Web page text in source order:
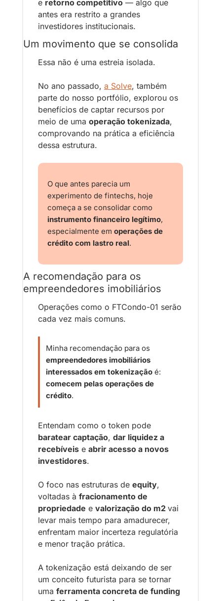
e retorno competitivo — algo que
antes era restrito a grandes
investidores institucionais.
Um movimento que se consolida
Essa não é uma estreia isolada.
No ano passado, a Solve, também
parte do nosso portfólio, explorou os
benefícios de captar recursos por
meio de uma operação tokenizada,
comprovando na prática a eficiência
dessa estrutura.
O que antes parecia um
experimento de fintechs, hoje
instrumento financeiro legítimo,
especialmente em operações de
crédito com lastro real.
A recomendação para os
empreendedores imobiliários
Operações como o FTCondo-01 serão
cada vez mais comuns.
empreendedores imobiliários
interessados em tokenização
comecem pelas operações de
crédito.
baratear captação, dar liquidez a
recebíveis e abrir acesso a novos
investidores.
O foco nas estruturas de equity,
voltadas à fracionamento de
propriedade e valorização do m2 vai
levar mais tempo para amadurecer,
enfrentam maior incerteza regulatória
e menor tração prática.
A tokenização está deixando de ser
um conceito futurista para se tornar
uma ferramenta concreta de funding